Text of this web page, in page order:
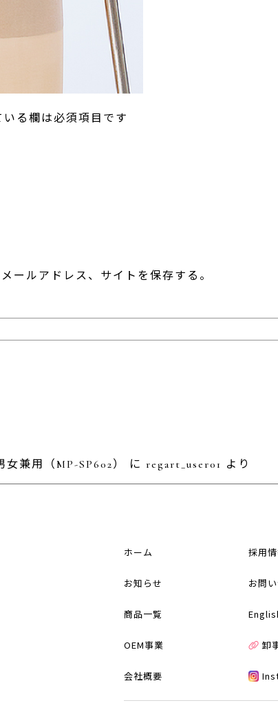
いる欄は必須項目です
ールアドレス、サイトを保存する。
兼用（MP-SP602）
に regart_user01 より
ホーム 採用
お知らせ お問
商品一覧
OEM事業 卸
会社概要